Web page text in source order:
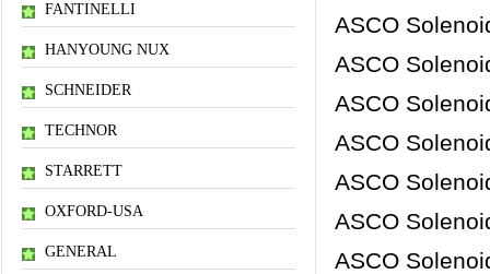
FANTINELLI
HANYOUNG NUX
SCHNEIDER
TECHNOR
STARRETT
OXFORD-USA
GENERAL
ASCO
ASCO
ASCO
ASCO
ASCO
ASCO
ASCO